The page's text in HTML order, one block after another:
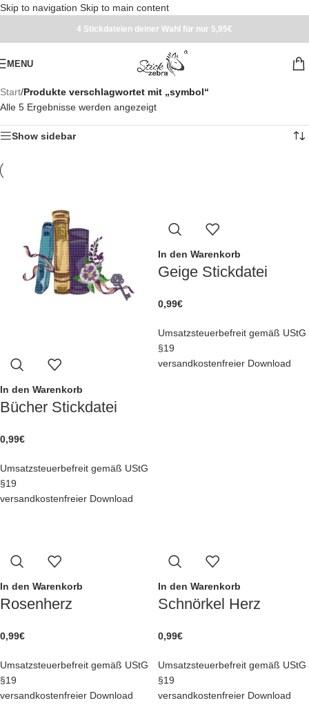
Skip to navigation Skip to main content
4 Stickdateien deiner Wahl für nur 5,95€
MENU
Start/Produkte verschlagwortet mit „symbol“
Alle 5 Ergebnisse werden angezeigt
Show sidebar
In den Warenkorb
Bücher Stickdatei
0,99€
Umsatzsteuerbefreit gemäß UStG
§19
versandkostenfreier Download
In den Warenkorb
Geige Stickdatei
0,99€
Umsatzsteuerbefreit gemäß UStG
§19
versandkostenfreier Download
In den Warenkorb
Rosenherz
0,99€
Umsatzsteuerbefreit gemäß UStG
§19
versandkostenfreier Download
In den Warenkorb
Schnörkel Herz
0,99€
Umsatzsteuerbefreit gemäß UStG
§19
versandkostenfreier Download